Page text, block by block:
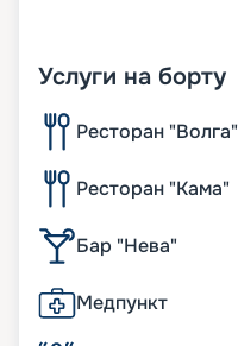
Услуги на борту
Ресторан "Волга"
Ресторан "Кама"
Бар "Нева"
Медпункт